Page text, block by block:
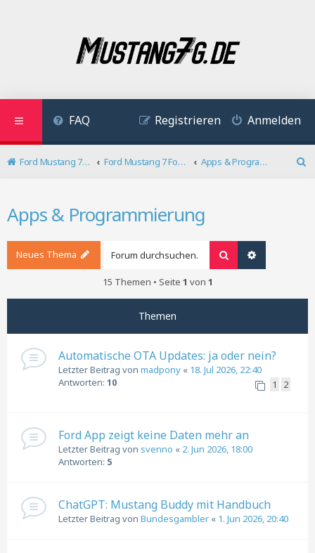
FAQ Anmelden
Registrieren
Ford Mustang 7 Forum Ford Mustang 7 Forum
Apps & Programmierung
Apps & Programmierung
Neues Thema Suche
15 Themen • Seite 1 von 1
Themen
Automatische OTA Updates: ja oder nein?
Letzter Beitrag von madpony « 18. Jul 2026, 22:40
Antworten: 10 1 2
Ford App zeigt keine Daten mehr an
Letzter Beitrag von svenno « 2. Jun 2026, 18:00
Antworten: 5
ChatGPT: Mustang Buddy mit Handbuch
Letzter Beitrag von Bundesgambler « 1. Jun 2026, 20:40